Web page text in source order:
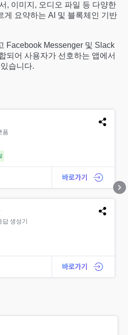
, 이미지, 오디오 파일 등 다양한
게 요약하는 AI 및 블록체인 기반
Facebook Messenger 및 Slack
되어 사용자가 선호하는 앱에서
습니다.
폼
생성기